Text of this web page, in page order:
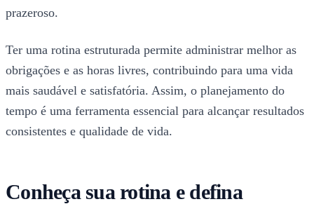
prazeroso.
Ter uma rotina estruturada permite administrar melhor as
obrigações e as horas livres, contribuindo para uma vida
mais saudável e satisfatória. Assim, o planejamento do
tempo é uma ferramenta essencial para alcançar resultados
consistentes e qualidade de vida.
Conheça sua rotina e defina